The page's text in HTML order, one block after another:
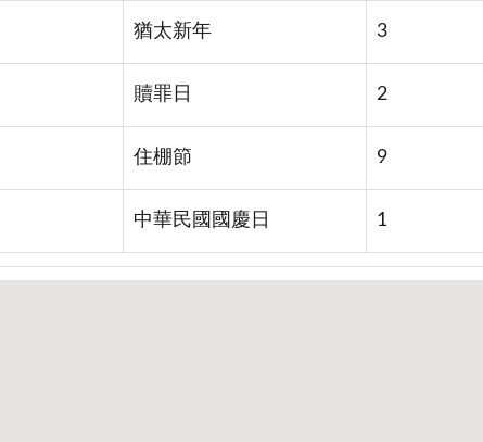
猶太新年 3
贖罪日 2
住棚節 9
中華民國國慶日 1